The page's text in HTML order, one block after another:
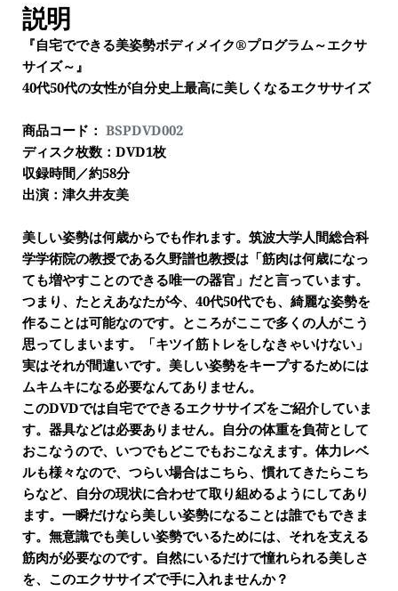
説明
『自宅でできる美姿勢ボディメイク®プログラム～エクサ
サイズ～』
40代50代の女性が自分史上最高に美しくなるエクササイズ
商品コード： BSPDVD002
ディスク枚数：DVD1枚
収録時間／約58分
出演：津久井友美
美しい姿勢は何歳からでも作れます。筑波大学人間総合科
学学術院の教授である久野譜也教授は「筋肉は何歳になっ
ても増やすことのできる唯一の器官」だと言っています。
つまり、たとえあなたが今、40代50代でも、綺麗な姿勢を
作ることは可能なのです。ところがここで多くの人がこう
思ってしまいます。「キツイ筋トレをしなきゃいけない」
実はそれが間違いです。美しい姿勢をキープするためには
ムキムキになる必要なんてありません。
このDVDでは自宅でできるエクササイズをご紹介していま
す。器具などは必要ありません。自分の体重を負荷として
おこなうので、いつでもどこでもおこなえます。体力レベ
ルも様々なので、つらい場合はこちら、慣れてきたらこち
らなど、自分の現状に合わせて取り組めるようにしてあり
ます。一瞬だけなら美しい姿勢になることは誰でもできま
す。無意識でも美しい姿勢でいるためには、それを支える
筋肉が必要なのです。自然にいるだけで憧れられる美しさ
を、このエクササイズで手に入れませんか？